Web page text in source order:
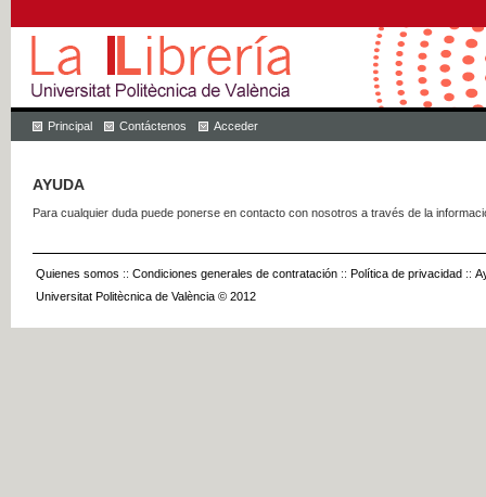
Principal Contáctenos Acceder
AYUDA
Para cualquier duda puede ponerse en contacto con nosotros a través de la
Quienes somos :: Condiciones generales de contratación :: Política de privacidad ::
Universitat Politècnica de València © 2012